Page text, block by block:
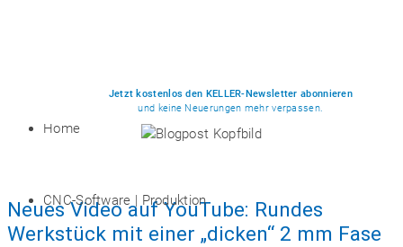
Jetzt kostenlos den KELLER-Newsletter abonnieren
und keine Neuerungen mehr verpassen.
Home
CNC-Software | Produktion
Neues Video auf YouTube: Rundes
Werkstück mit einer „dicken“ 2 mm Fase